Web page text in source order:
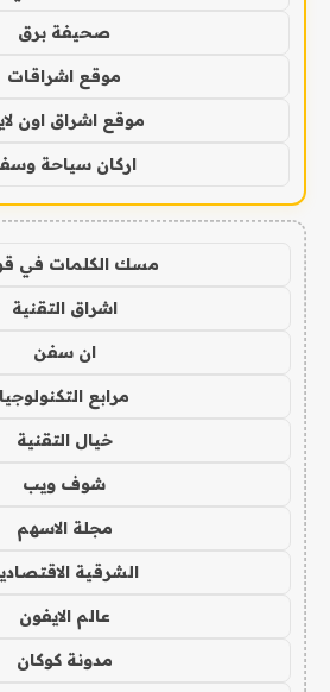
صحيفة برق
موقع اشراقات
موقع اشراق اون
اركان سياحة
مسك الكلمات في
اشراق التقنية
ان سفن
مرابع التكنولوجيا
خيال التقنية
شوف ويب
مجلة الاسهم
الشرقية
عالم الايفون
مدونة كوكان